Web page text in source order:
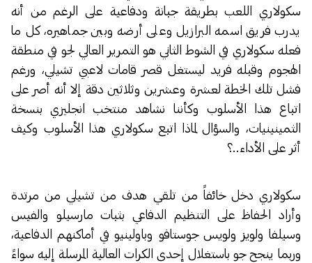
سكولاري اللعب بطريقة جبانة ودفاعية على الرغم من أنه
يدرب فريق اسمه البرازيل وعلى أرضه وبين جماهيره، كل ما
فعله سكولاري في الشوط الثاني هو التمرير العالي لجو في منطقة
الهجوم وقبله فريد ليستغل قصر قامات لاعبي تشيلي، ورغم
فشل تلك الخطة لعشرة وعشرين وثلاثين دقة إلا أنه أصر على
اتباع هذا الأسلوب وكأننا نشاهد منتخب انجليزي بنسخة
الثمينينيات، والسؤال لماذا اتبع سكولاري هذا الأسلوب وكيف
أثر على الأداء..؟
سكولاري دخل خائفاً من تلقي هدف من تشيلي من مرتدة
وأراد الحفاظ على التنظيم الدفاعي بثبات مارسيلو والفيس
وسيلفا ولويز ولويس جوستافو وباولينيو في أماكنهم الدفاعية،
وربما ينجح جو باستغلال إحدى الكرات العالية المرسلة إليه سواءً